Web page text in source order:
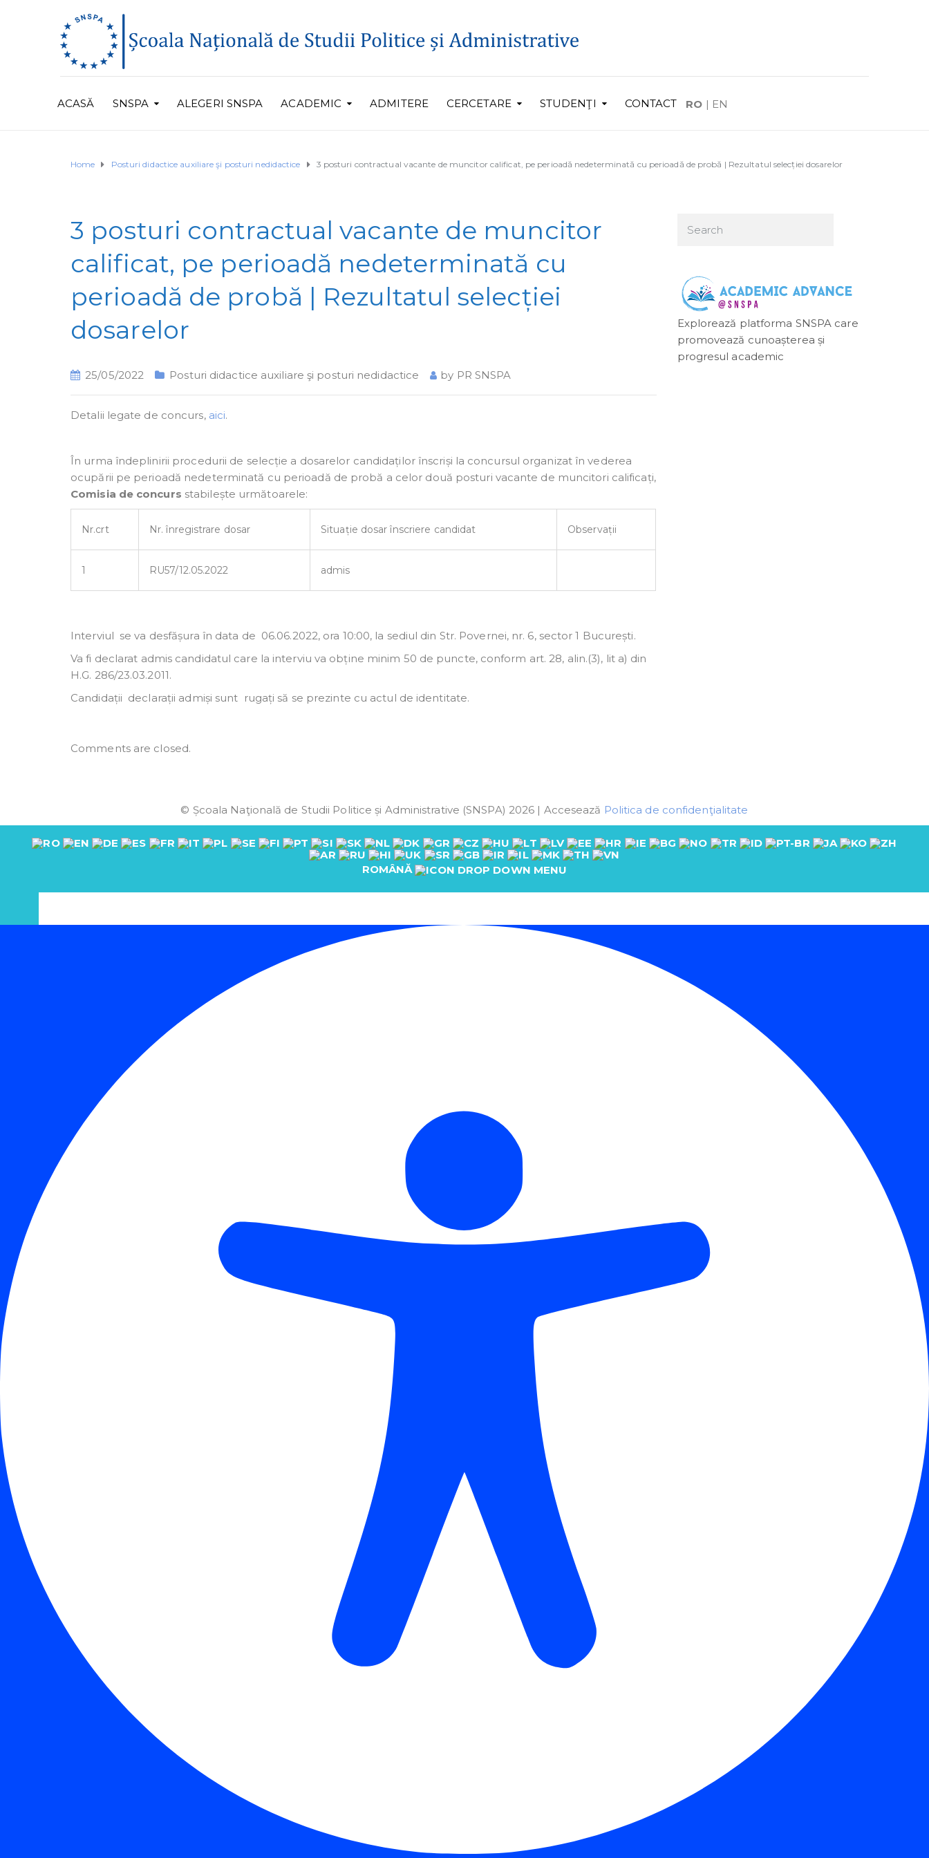
ACASĂ SNSPA ALEGERI SNSPA ACADEMIC ADMITERE CERCETARE STUDENŢI CONTACT RO | EN
Home Posturi didactice auxiliare şi posturi nedidactice 3 posturi contractual vacante de muncitor calificat, pe perioadă nedeterminată cu perioadă de probă | Rezultatul selecției dosarelor
3 posturi contractual vacante de muncitor
calificat, pe perioadă nedeterminată cu
perioadă de probă | Rezultatul selecției
dosarelor
25/05/2022 Posturi didactice auxiliare şi posturi nedidactice by PR SNSPA
Detalii legate de concurs, aici.
În urma îndeplinirii procedurii de selecție a dosarelor candidaților înscriși la concursul organizat în vederea
ocupării pe perioadă nedeterminată cu perioadă de probă a celor două posturi vacante de muncitori calificați,
Comisia de concurs stabilește următoarele:
Nr.crt Nr. înregistrare dosar Situație dosar înscriere candidat Observații
1 RU57/12.05.2022 admis
Interviul se va desfășura în data de 06.06.2022, ora 10:00, la sediul din Str. Povernei, nr. 6, sector 1 București.
Va fi declarat admis candidatul care la interviu va obține minim 50 de puncte, conform art. 28, alin.(3), lit a) din
H.G. 286/23.03.2011.
Candidații declarații admiși sunt rugați să se prezinte cu actul de identitate.
Comments are closed.
Explorează platforma SNSPA care
promovează cunoașterea și
progresul academic
© Școala Naţională de Studii Politice și Administrative (SNSPA) 2026 | Accesează Politica de confidenţialitate
ROMÂNĂ